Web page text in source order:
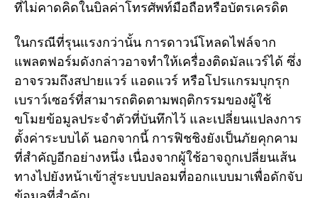
ที่ไม่คาดคิดในบิลค่าโทรศัพท์มือถือหรือบัตรเครดิต
ในกรณีที่รุนแรงกว่านั้น การดาวน์โหลดไฟล์จาก
แพลตฟอร์มดังกล่าวอาจทำให้เครื่องติดมัลแวร์ได้ ซึ่ง
อาจรวมถึงสปายแวร์ แอดแวร์ หรือโปรแกรมบุกรุก
เบราว์เซอร์ที่สามารถติดตามพฤติกรรมของผู้ใช้
ขโมยข้อมูลประจำตัวที่บันทึกไว้ และเปลี่ยนแปลงการ
ตั้งค่าระบบได้ นอกจากนี้ การฟิชชิงยังเป็นภัยคุกคาม
ที่สำคัญอีกอย่างหนึ่ง เนื่องจากผู้ใช้อาจถูกเปลี่ยนเส้น
ทางไปยังหน้าเข้าสู่ระบบปลอมที่ออกแบบมาเพื่อดักจับ